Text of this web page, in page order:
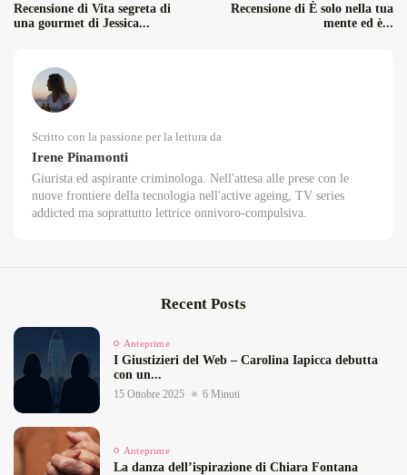
Recensione di Vita segreta di
una gourmet di Jessica...
Recensione di È solo nella tua
mente ed è...
Scritto con la passione per la lettura da
Irene Pinamonti
Giurista ed aspirante criminologa. Nell'attesa alle prese con le
nuove frontiere della tecnologia nell'active ageing, TV series
addicted ma soprattutto lettrice onnivoro-compulsiva.
Recent Posts
Anteprime
I Giustizieri del Web – Carolina Iapicca debutta
con un...
15 Ottobre 2025 6 Minuti
Anteprime
La danza dell’ispirazione di Chiara Fontana